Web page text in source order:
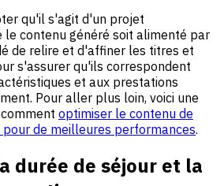
qu'il s'agit d'un projet
le contenu généré soit alimenté par
de relire et d'affiner les titres et
s'assurer qu'ils correspondent
et aux prestations
Pour aller plus loin, voici une
optimiser le contenu de
de meilleures performances.
durée de séjour et la